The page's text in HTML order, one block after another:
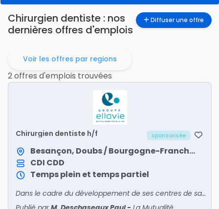
Chirurgien dentiste : nos
dernières offres d'emplois
Diffuser une offre
Voir les offres par regions
2 offres d'emplois trouvées
Chirurgien dentiste h/f sponsorisée
Besançon, Doubs / Bourgogne-Franche-Comté
CDI CDD
Temps plein et temps partiel
Dans le cadre du développement de ses centres de santé dentaire mutualistes, Ellavie recrute des chirurgiens-dentistes en Bourgogne-Franche-Comté !Venez exercer votre art dentaire en salariat, au s